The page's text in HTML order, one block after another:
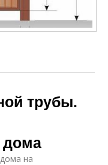
трубы.
дома
на